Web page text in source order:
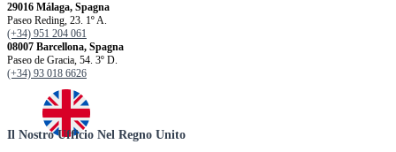
29016 Málaga, Spagna
Paseo Reding, 23. 1º A.
(+34) 951 204 061
08007 Barcellona, ​​Spagna
Paseo de Gracia, 54. 3º D.
(+34) 93 018 6626
Il Nostro Ufficio Nel Regno Unito